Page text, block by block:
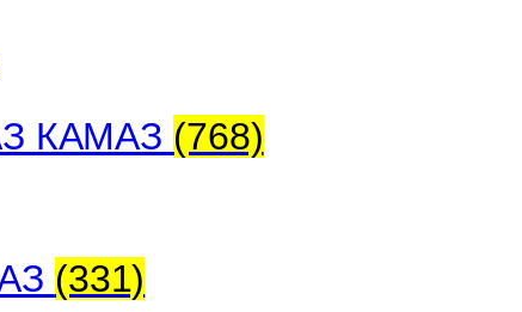
КАМАЗ (768)
(331)